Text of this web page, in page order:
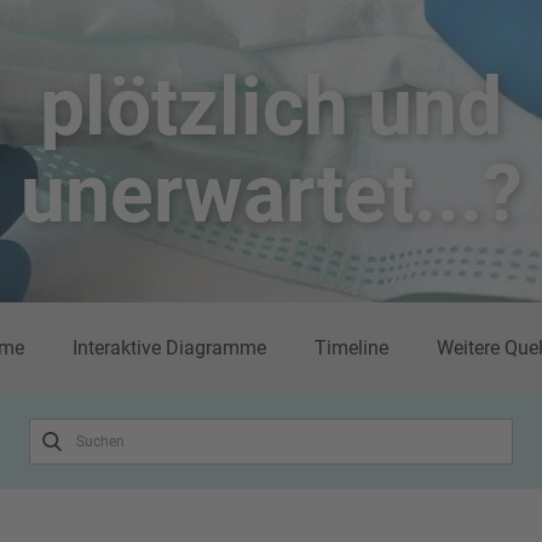
plötzlich un​d
unerwartet...?
Interaktive Diagramme Timeline Weitere